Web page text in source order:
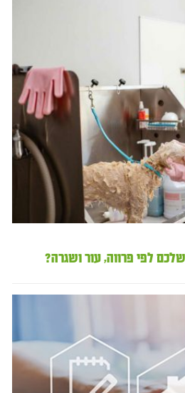
לפי פרווה, עור ושגרה?